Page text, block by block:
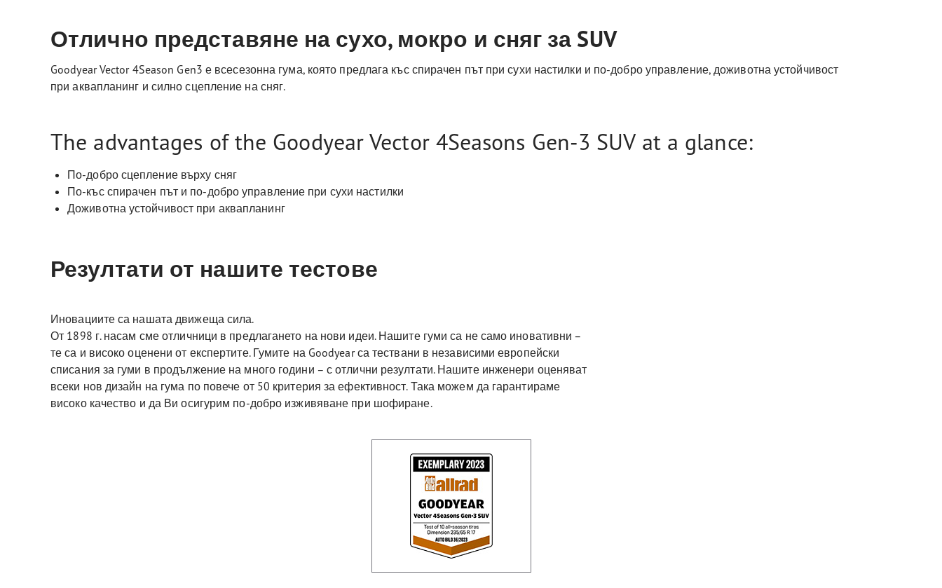
Отлично представяне на сухо, мокро и сняг за SUV
Goodyear Vector 4Season Gen3 е всесезонна гума, която предлага къс спирачен път при сухи настилки и по-добро управление, доживотна устойчивост
при аквапланинг и силно сцепление на сняг.
The advantages of the Goodyear Vector 4Seasons Gen-3 SUV at a glance:
По-добро сцепление върху сняг
По-къс спирачен път и по-добро управление при сухи настилки
Доживотна устойчивост при аквапланинг
Резултати от нашите тестове
Иновациите са нашата движеща сила.
От 1898 г. насам сме отличници в предлагането на нови идеи. Нашите гуми са не само иновативни –
те са и високо оценени от експертите. Гумите на Goodyear са тествани в независими европейски
списания за гуми в продължение на много години – с отлични резултати. Нашите инженери оценяват
всеки нов дизайн на гума по повече от 50 критерия за ефективност. Така можем да гарантираме
високо качество и да Ви осигурим по-добро изживяване при шофиране.